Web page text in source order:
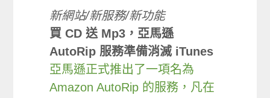
新網站/新服務/新功能
買 CD 送 Mp3，亞馬遜
AutoRip 服務準備消滅 iTunes
亞馬遜正式推出了一項名為
Amazon AutoRip 的服務，凡在